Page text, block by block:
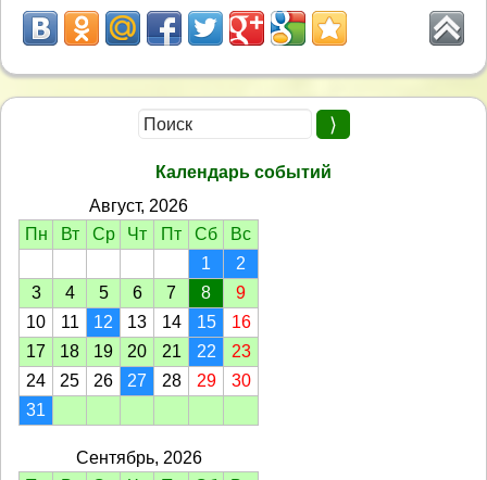
Календарь событий
Август, 2026
Пн
Вт Ср Чт Пт Сб
Вс
1
2
3
4 5 6 7 8
9
10
11 12 13 14 15
16
17
18 19 20 21 22
23
24
25 26 27 28 29
30
31
Сентябрь, 2026